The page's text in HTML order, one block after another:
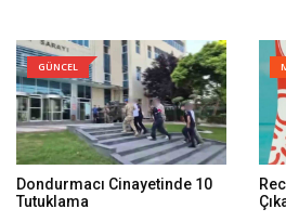
GÜNCEL
Dondurmacı Cinayetinde 10
Tutuklama